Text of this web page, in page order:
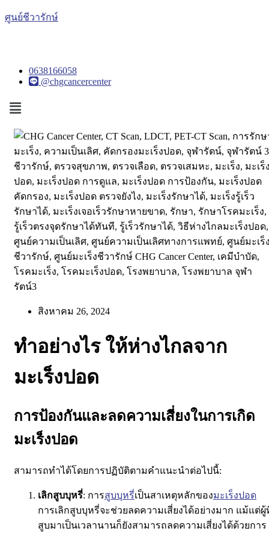
ศูนย์ชีวารักษ์
0638166058
@chgcancercenter
Menu
สิงหาคม 26, 2024
ทำอย่างไร ให้ห่างไกลจาก
มะเร็งปอด
การป้องกันและลดความเสี่ยงในการเกิด
มะเร็งปอด
สามารถทำได้โดยการปฏิบัติตามคำแนะนำต่อไปนี้:
เลิกสูบบุหรี่: การสูบบุหรี่เป็นสาเหตุหลักของมะเร็งปอด
การเลิกสูบบุหรี่จะช่วยลดความเสี่ยงได้อย่างมาก แม้แต่ผู้
สูบมาเป็นเวลานานก็ยังสามารถลดความเสี่ยงได้ด้วยการ